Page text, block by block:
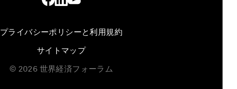
プライバシーポリシーと利用規約
サイトマップ
© 2026 世界経済フォーラム